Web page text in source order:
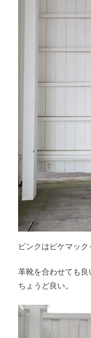
ピンクはピケマック
革靴を合わせても
ちょうど良い。